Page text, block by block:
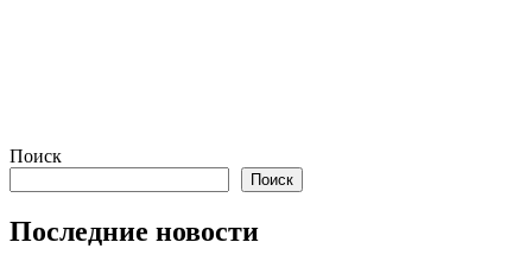
Поиск
Поиск
Последние новости